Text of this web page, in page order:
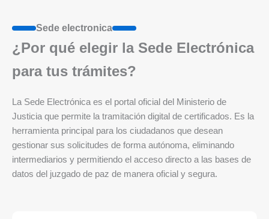
Sede electronica
¿Por qué elegir la Sede Electrónica
para tus trámites?
La Sede Electrónica es el portal oficial del Ministerio de
Justicia que permite la tramitación digital de certificados. Es la
herramienta principal para los ciudadanos que desean
gestionar sus solicitudes de forma autónoma, eliminando
intermediarios y permitiendo el acceso directo a las bases de
datos del juzgado de paz de manera oficial y segura.